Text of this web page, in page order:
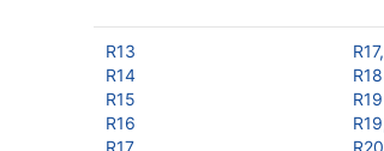
R13
R14
R15
R16
R18
R19